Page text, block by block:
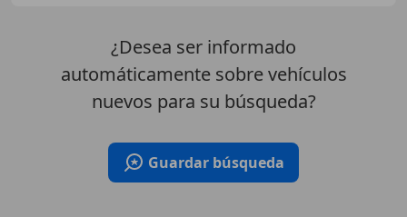
¿Desea ser informado
automáticamente sobre vehículos
nuevos para su búsqueda?
Guardar búsqueda